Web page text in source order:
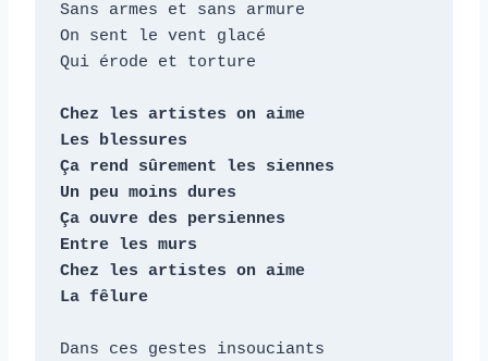
Sans armes et sans armure
On sent le vent glacé
Qui érode et torture
Chez les artistes on aime
Les blessures
Ça rend sûrement les siennes
Un peu moins dures
Ça ouvre des persiennes
Entre les murs
Chez les artistes on aime
La fêlure
Dans ces gestes insouciants